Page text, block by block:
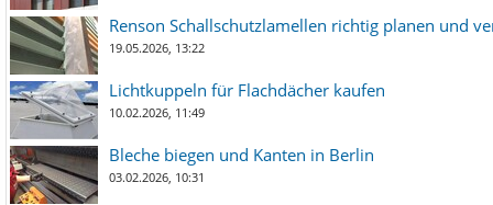
Renson Schallschutzlamellen richtig planen und
19.05.2026, 13:22
Lichtkuppeln für Flachdächer kaufen
10.02.2026, 11:49
Bleche biegen und Kanten in Berlin
03.02.2026, 10:31